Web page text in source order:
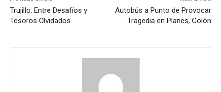
Trujillo: Entre Desafíos y
Tesoros Olvidados
Autobús a Punto de Provocar
Tragedia en Planes, Colón